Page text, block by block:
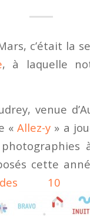
c’était la
, à laquelle
venue
«Allez-y » a
cette
des 10